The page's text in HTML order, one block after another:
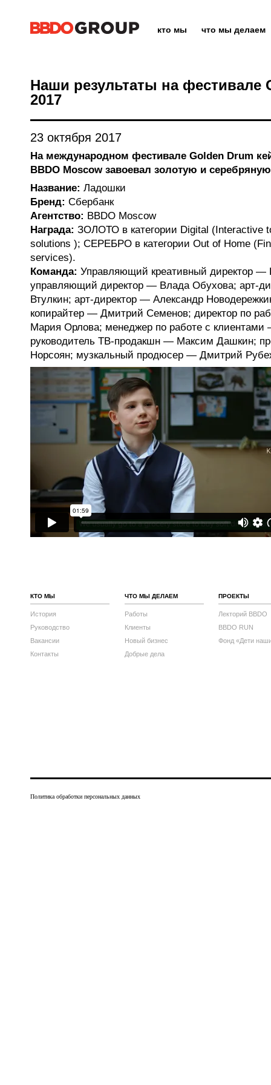
кто мы что мы делаем
Наши результаты на фестивале
2017
23 октября 2017
На международном фестивале Golden Drum
BBDO Moscow завоевал золотую и
Название: Ладошки
Бренд: Сбербанк
Агентство: BBDO Moscow
Награда: ЗОЛОТО в категории Digital (Interactive
solutions ); СЕРЕБРО в категории Out of Home
services).
Команда: Управляющий креативный директор —
управляющий директор — Влада Обухова; арт-
Втулкин; арт-директор — Александр
копирайтер — Дмитрий Семенов; директор по
Мария Орлова; менеджер по работе с клиентами
руководитель ТВ-продакшн — Максим Дашкин;
Норсоян; музкальный продюсер — Дмитрий
КТО МЫ
История
Руководство
Вакансии
Контакты
ЧТО МЫ ДЕЛАЕМ
Работы
Клиенты
Новый бизнес
Добрые дела
ПРОЕКТЫ
Лекторий BBDO
BBDO RUN
Фонд «Дети
Политика обработки персональных данных